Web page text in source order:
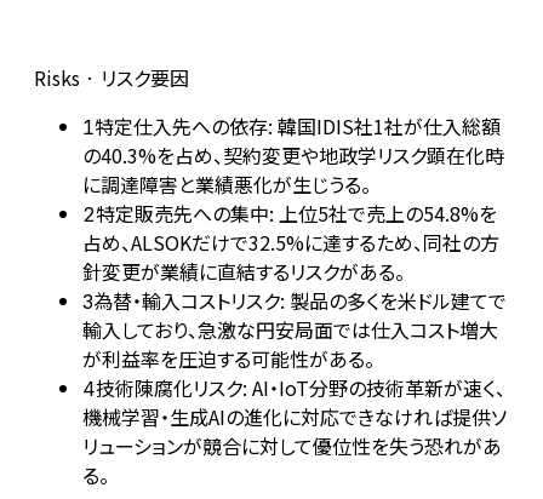
Risks · リスク要因
1特定仕入先への依存: 韓国IDIS社1社が仕入総額
の40.3%を占め、契約変更や地政学リスク顕在化時
に調達障害と業績悪化が生じうる。
2特定販売先への集中: 上位5社で売上の54.8%を
占め、ALSOKだけで32.5%に達するため、同社の方
針変更が業績に直結するリスクがある。
3為替・輸入コストリスク: 製品の多くを米ドル建てで
輸入しており、急激な円安局面では仕入コスト増大
が利益率を圧迫する可能性がある。
4技術陳腐化リスク: AI・IoT分野の技術革新が速く、
機械学習・生成AIの進化に対応できなければ提供ソ
リューションが競合に対して優位性を失う恐れがあ
る。